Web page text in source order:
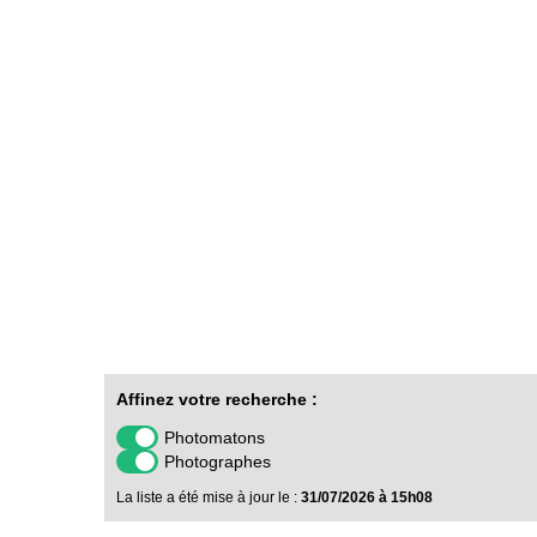
Affinez votre recherche :
Photomatons
Photographes
La liste a été mise à jour le : 31/07/2026 à 15h08